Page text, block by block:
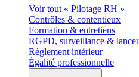
Voir tout « Pilotage RH »
Contrôles & contentieux
Formation & entretiens
RGPD, surveillance &
Règlement intérieur
Égalité professionnelle